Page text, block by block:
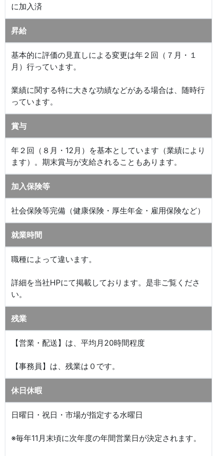
に加入済
昇給
基本的に評価の見直しによる変更は年２回（７月・１
月）行っています。
業績に関する特に大きな功績などがある場合は、随時行
っています。
賞与
年２回（８月・12月）を基本としています（業績により
ます）。期末賞与が支給されることもあります。
加入保険等
社会保険等完備（健康保険・厚生年金・雇用保険など）
就業時間
職種によって違います。
詳細を当社HPにて掲載しております。是非ご覧くださ
い。
残業
【営業・配送】は、平均月20時間程度
【事務員】は、残業は０です。
休日休暇
日曜日・祝日・市場が指定する水曜日
※毎年11月末頃に次年度の年間営業日が決定されます。